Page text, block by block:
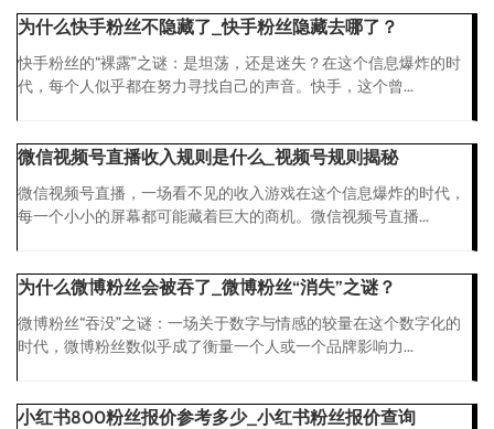
为什么快手粉丝不隐藏了_快手粉丝隐藏去哪了？
快手粉丝的“裸露”之谜：是坦荡，还是迷失？在这个信息爆炸的时
代，每个人似乎都在努力寻找自己的声音。快手，这个曾...
微信视频号直播收入规则是什么_视频号规则揭秘
微信视频号直播，一场看不见的收入游戏在这个信息爆炸的时代，
每一个小小的屏幕都可能藏着巨大的商机。微信视频号直播...
为什么微博粉丝会被吞了_微博粉丝“消失”之谜？
微博粉丝“吞没”之谜：一场关于数字与情感的较量在这个数字化的
时代，微博粉丝数似乎成了衡量一个人或一个品牌影响力...
小红书800粉丝报价参考多少_小红书粉丝报价查询